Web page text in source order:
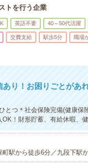
トを行う企業
英語不要 40～50代活躍
交費支給 駅歩5分 職場
り！お困りごとがあ
とつ＊社会保険完備(健康保
！財形貯蓄、有給休暇、
駅から徒歩6分／九段下駅